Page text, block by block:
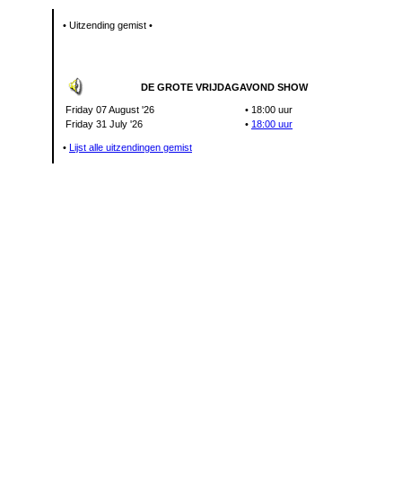
• Uitzending gemist •
DE GROTE VRIJDAGAVOND SHOW
Friday 07 August '26 • 18:00 uur
Friday 31 July '26
• 18:00 uur
• Lijst alle uitzendingen gemist